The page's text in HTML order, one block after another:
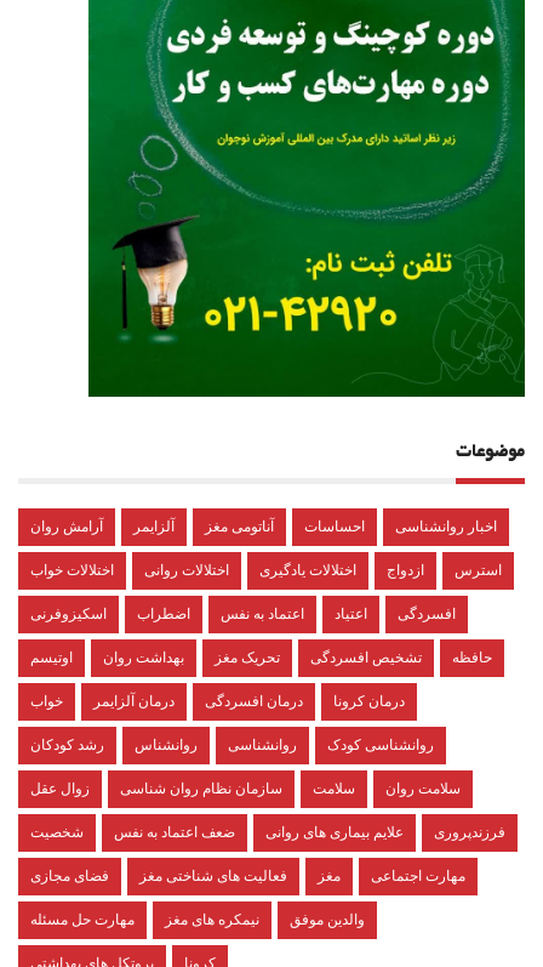
موضوعات
آرامش روان آلزایمر آناتومی مغز احساسات اخبار روانشناسی
اختلالات خواب اختلالات روانی اختلالات یادگیری ازدواج استرس
اسکیزوفرنی اضطراب اعتماد به نفس اعتیاد افسردگی
اوتیسم بهداشت روان تحریک مغز تشخیص افسردگی حافظه
خواب درمان آلزایمر درمان افسردگی درمان کرونا
رشد کودکان روانشناس روانشناسی روانشناسی کودک
زوال عقل سازمان نظام روان شناسی سلامت سلامت روان
شخصیت ضعف اعتماد به نفس علایم بیماری های روانی فرزندپروری
فضای مجازی فعالیت های شناختی مغز مغز مهارت اجتماعی
مهارت حل مسئله نیمکره های مغز والدین موفق